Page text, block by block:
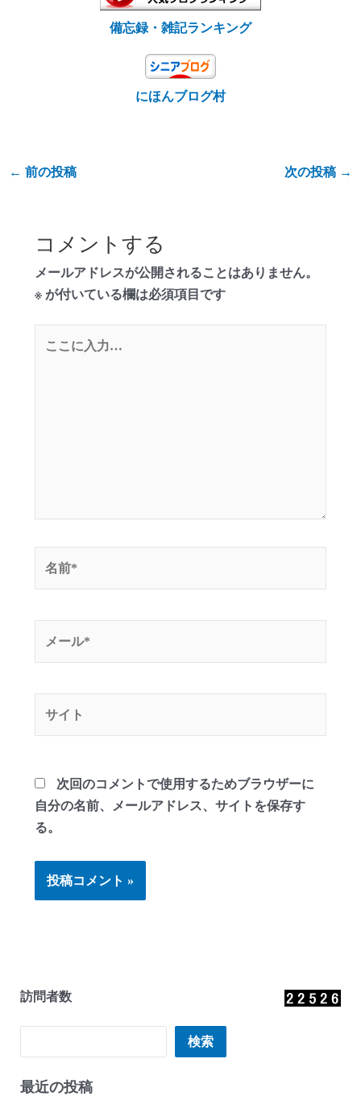
備忘録・雑記ランキング
にほんブログ村
← 前の投稿 次の投稿 →
コメントする
メールアドレスが公開されることはありません。
※が付いている欄は必須項目です
*
次回のコメントで使用するためブラウザーに
自分の名前、メールアドレス、サイトを保存す
る。
訪問者数
検索
最近の投稿